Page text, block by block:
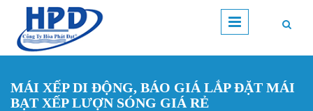
Nhảy đến nội dung
MÁI XẾP DI ĐỘNG, BÁO GIÁ LẮP ĐẶT MÁI
BẠT XẾP LƯỢN SÓNG GIÁ RẺ